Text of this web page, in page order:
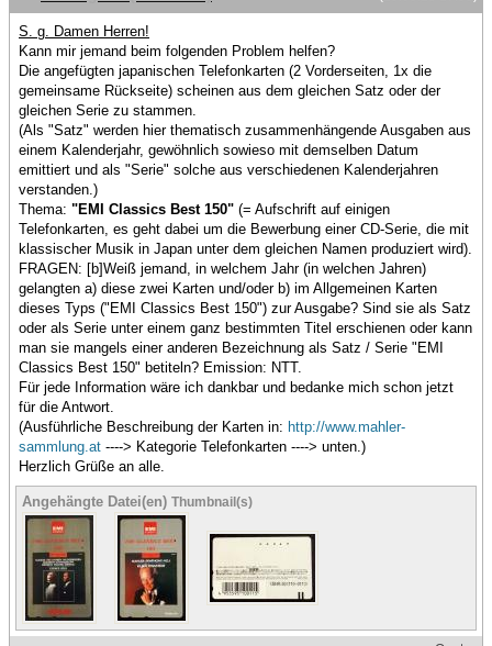
S. g. Damen Herren!
Kann mir jemand beim folgenden Problem helfen?
Die angefügten japanischen Telefonkarten (2 Vorderseiten, 1x die
gemeinsame Rückseite) scheinen aus dem gleichen Satz oder der
gleichen Serie zu stammen.
(Als "Satz" werden hier thematisch zusammenhängende Ausgaben aus
einem Kalenderjahr, gewöhnlich sowieso mit demselben Datum
emittiert und als "Serie" solche aus verschiedenen Kalenderjahren
verstanden.)
Thema: "EMI Classics Best 150" (= Aufschrift auf einigen
Telefonkarten, es geht dabei um die Bewerbung einer CD-Serie, die mit
klassischer Musik in Japan unter dem gleichen Namen produziert wird).
FRAGEN: [b]Weiß jemand, in welchem Jahr (in welchen Jahren)
gelangten a) diese zwei Karten und/oder b) im Allgemeinen Karten
dieses Typs ("EMI Classics Best 150") zur Ausgabe? Sind sie als Satz
oder als Serie unter einem ganz bestimmten Titel erschienen oder kann
man sie mangels einer anderen Bezeichnung als Satz / Serie "EMI
Classics Best 150" betiteln? Emission: NTT.
Für jede Information wäre ich dankbar und bedanke mich schon jetzt
für die Antwort.
(Ausführliche Beschreibung der Karten in: http://www.mahler-
sammlung.at ----> Kategorie Telefonkarten ----> unten.)
Herzlich Grüße an alle.
Angehängte Datei(en) Thumbnail(s)